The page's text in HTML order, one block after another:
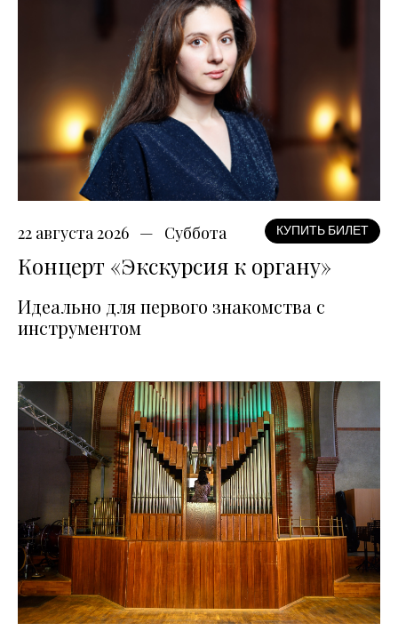
22 августа 2026 Суббота КУПИТЬ БИЛЕТ
Концерт «Экскурсия к органу»
Идеально для первого знакомства с
инструментом